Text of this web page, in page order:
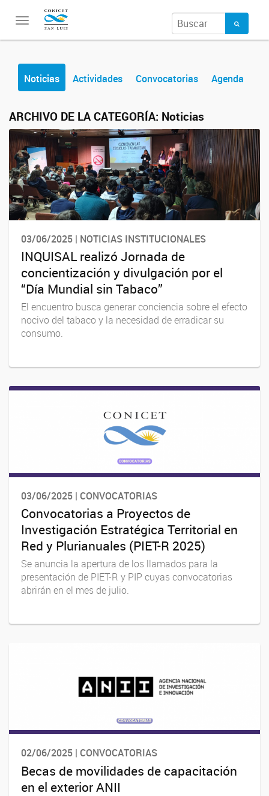
Toggle
Noticias Actividades Convocatorias Agenda
ARCHIVO DE LA CATEGORÍA: Noticias
03/06/2025 | NOTICIAS INSTITUCIONALES
INQUISAL realizó Jornada de
concientización y divulgación por el
“Día Mundial sin Tabaco”
El encuentro busca generar conciencia sobre el efecto
nocivo del tabaco y la necesidad de erradicar su
consumo.
03/06/2025 | CONVOCATORIAS
Convocatorias a Proyectos de
Investigación Estratégica Territorial en
Red y Plurianuales (PIET-R 2025)
Se anuncia la apertura de los llamados para la
presentación de PIET-R y PIP cuyas convocatorias
abrirán en el mes de julio.
02/06/2025 | CONVOCATORIAS
Becas de movilidades de capacitación
en el exterior ANII